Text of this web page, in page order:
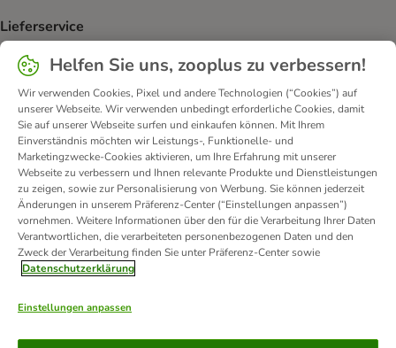
Lieferservice
DHL Shipping Method
DPD Shipping Method
Sicherheit
Security Security Security
Kontakt Versandkosten und Lieferzeit
Vertrag widerrufen
Entsorgungs- und Umweltbestimmungen
Zahlungsarten
Über uns Partnerprogramme Karriere
Helfen Sie uns, zooplus zu verbessern!
Wir verwenden Cookies, Pixel und andere Technologien (“Cookies”) auf
unserer Webseite. Wir verwenden unbedingt erforderliche Cookies, damit
Sie auf unserer Webseite surfen und einkaufen können. Mit Ihrem
Einverständnis möchten wir Leistungs-, Funktionelle- und
Marketingzwecke-Cookies aktivieren, um Ihre Erfahrung mit unserer
Webseite zu verbessern und Ihnen relevante Produkte und Dienstleistungen
zu zeigen, sowie zur Personalisierung von Werbung. Sie können jederzeit
Änderungen in unserem Präferenz-Center (“Einstellungen anpassen”)
vornehmen. Weitere Informationen über den für die Verarbeitung Ihrer Daten
Verantwortlichen, die verarbeiteten personenbezogenen Daten und den
Zweck der Verarbeitung finden Sie unter Präferenz-Center sowie
Datenschutzerklärung
Einstellungen anpassen